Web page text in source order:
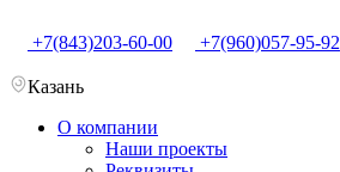
+7(843)203-60-00 +7(960)057-95-92
Казань
О компании
Наши проекты